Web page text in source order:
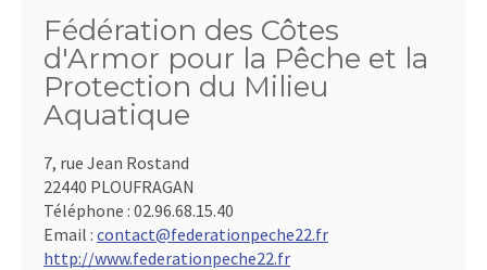
Fédération des Côtes
d'Armor pour la Pêche et la
Protection du Milieu
Aquatique
7, rue Jean Rostand
22440 PLOUFRAGAN
Téléphone : 02.96.68.15.40
Email : contact@federationpeche22.fr
http://www.federationpeche22.fr